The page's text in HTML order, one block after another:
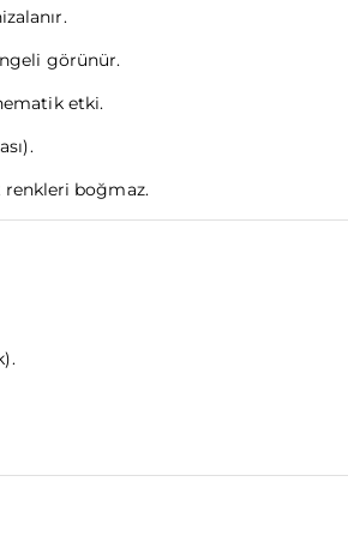
görünür.
etki.
renkleri boğmaz.